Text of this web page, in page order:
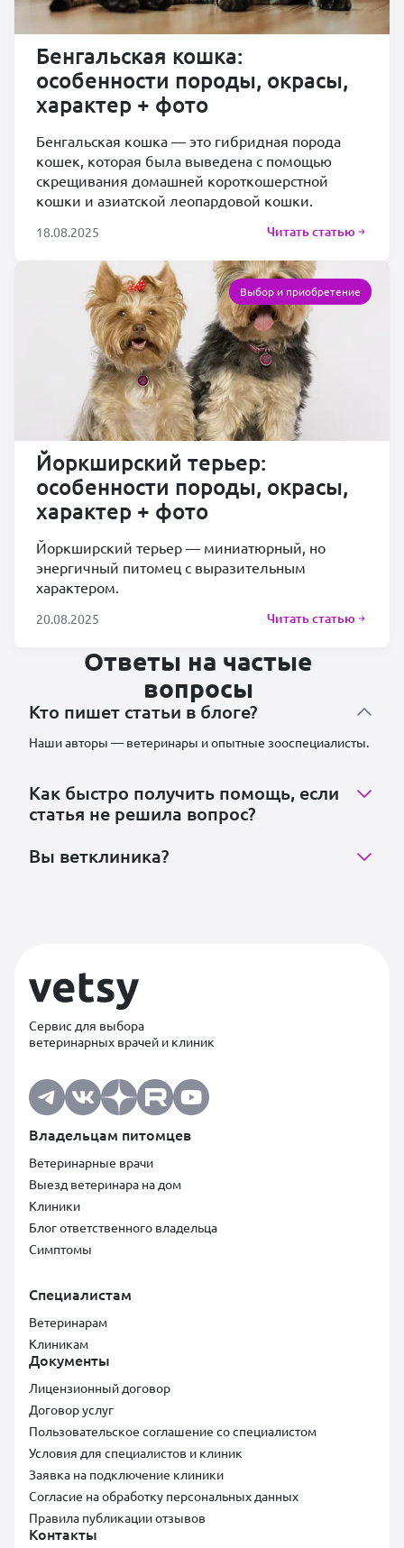
Бенгальская кошка:
особенности породы, окрасы,
характер + фото
Бенгальская кошка — это гибридная порода
кошек, которая была выведена с помощью
скрещивания домашней короткошерстной
кошки и азиатской леопардовой кошки.
18.08.2025 Читать статью
Йоркширский терьер:
особенности породы, окрасы,
характер + фото
Йоркширский терьер — миниатюрный, но
энергичный питомец с выразительным
характером.
20.08.2025 Читать статью
Выбор и приобретение
Ответы на частые
вопросы
Кто пишет статьи в блоге?
Наши авторы — ветеринары и опытные зооспециалисты.
Как быстро получить помощь, если
статья не решила вопрос?
Вы ветклиника?
Сервис для выбора
ветеринарных врачей и клиник
Владельцам питомцев
Ветеринарные врачи
Выезд ветеринара на дом
Клиники
Блог ответственного владельца
Симптомы
Специалистам
Ветеринарам
Клиникам
Документы
Лицензионный договор
Договор услуг
Пользовательское соглашение со специалистом
Условия для специалистов и клиник
Заявка на подключение клиники
Согласие на обработку персональных данных
Правила публикации отзывов
Контакты